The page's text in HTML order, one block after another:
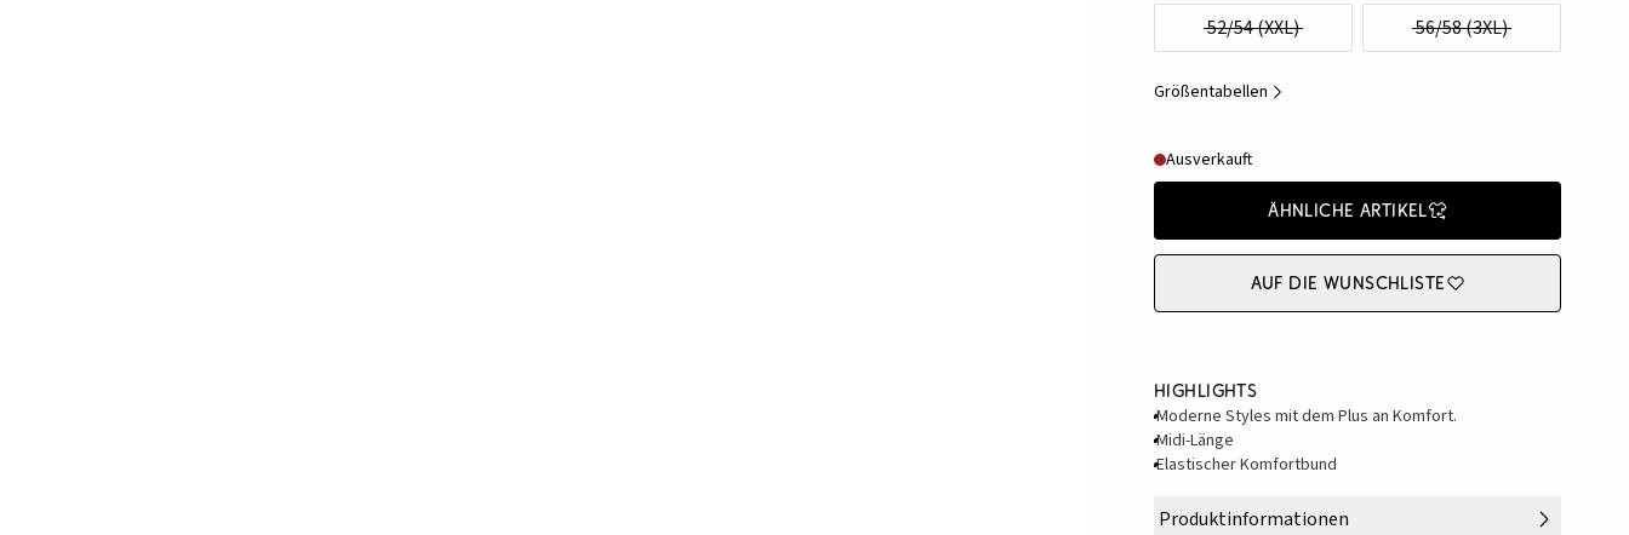
52/54 (XXL) 56/58 (3XL)
Größentabellen
Ausverkauft
Ähnliche Artikel
Auf die Wunschliste
Highlights
Moderne Styles mit dem Plus an Komfort.
Midi-Länge
Elastischer Komfortbund
Produktinformationen